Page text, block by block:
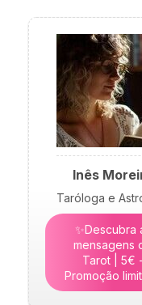
Inês
Taróloga e
✨Descubra
mensagens
Tarot | 5€ -
Promoção